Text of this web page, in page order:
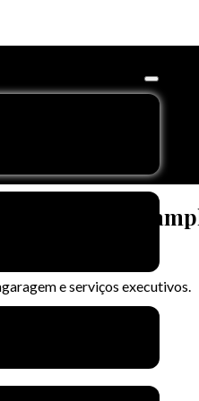
(PR), e
e serviços executivos.